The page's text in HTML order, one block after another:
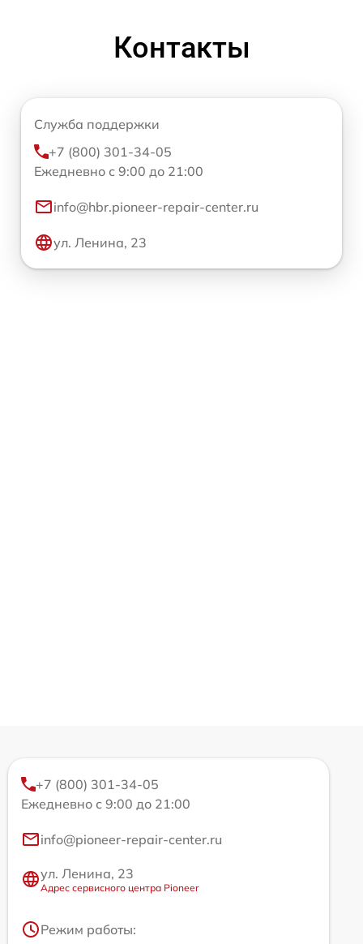
Контакты
Служба поддержки
+7 (800) 301-34-05
Ежедневно с 9:00 до 21:00
info@hbr.pioneer-repair-center.ru
ул. Ленина, 23
+7 (800) 301-34-05
Ежедневно с 9:00 до 21:00
info@pioneer-repair-center.ru
ул. Ленина, 23
Адрес сервисного центра Pioneer
Режим работы: